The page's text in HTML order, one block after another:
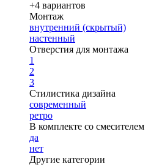
+4 вариантов
Монтаж
внутренний (скрытый)
настенный
Отверстия для монтажа
1
2
3
Стилистика дизайна
современный
ретро
В комплекте со смесителем
да
нет
Другие категории